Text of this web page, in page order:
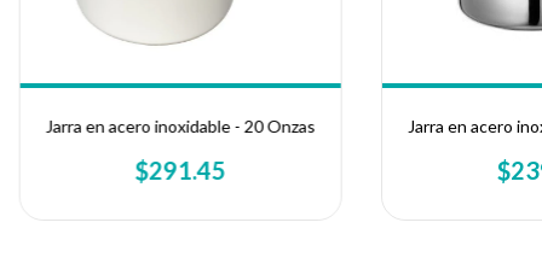
Jarra en acero inoxidable - 20 Onzas
$291.45
Jarra en acero